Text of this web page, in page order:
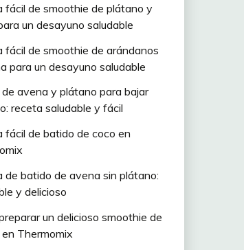
fácil de smoothie de plátano y
un desayuno saludable
fácil de smoothie de arándanos
para un desayuno saludable
avena y plátano para bajar
receta saludable y fácil
fácil de batido de coco en
de batido de avena sin plátano:
y delicioso
un delicioso smoothie de
Thermomix